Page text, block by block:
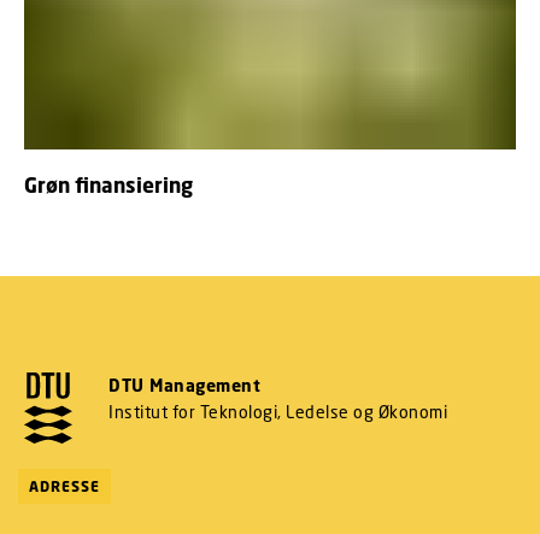
Grøn finansiering
DTU Management
Institut for Teknologi, Ledelse og Økonomi
ADRESSE